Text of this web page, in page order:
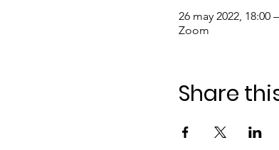
26 may 2022, 18:00
Zoom
Share